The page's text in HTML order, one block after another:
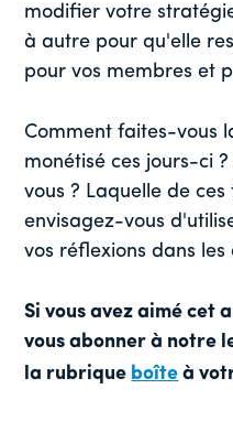
modifier votre
à autre pour qu'elle
pour vos membres et
Comment faites-vous
monétisé ces jours-ci
vous ? Laquelle de
envisagez-vous
vos réflexions dans
Si vous avez aimé cet
vous abonner à notre
la rubrique boîte à